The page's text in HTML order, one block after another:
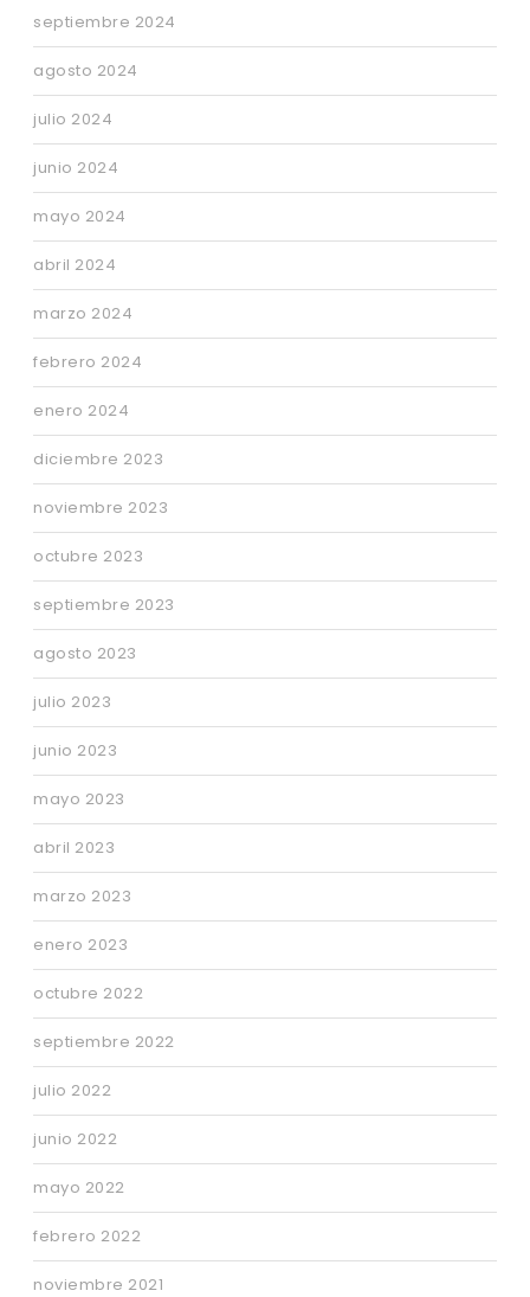
septiembre 2024
agosto 2024
julio 2024
junio 2024
mayo 2024
abril 2024
marzo 2024
febrero 2024
enero 2024
diciembre 2023
noviembre 2023
octubre 2023
septiembre 2023
agosto 2023
julio 2023
junio 2023
mayo 2023
abril 2023
marzo 2023
enero 2023
octubre 2022
septiembre 2022
julio 2022
junio 2022
mayo 2022
febrero 2022
noviembre 2021